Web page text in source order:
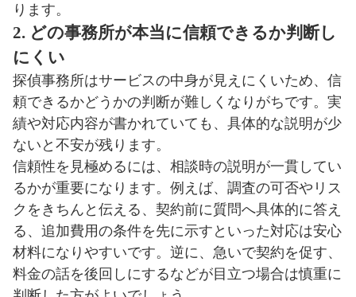
ります。
2. どの事務所が本当に信頼できるか判断し
にくい
探偵事務所はサービスの中身が見えにくいため、信
頼できるかどうかの判断が難しくなりがちです。実
績や対応内容が書かれていても、具体的な説明が少
ないと不安が残ります。
信頼性を見極めるには、相談時の説明が一貫してい
るかが重要になります。例えば、調査の可否やリス
クをきちんと伝える、契約前に質問へ具体的に答え
る、追加費用の条件を先に示すといった対応は安心
材料になりやすいです。逆に、急いで契約を促す、
料金の話を後回しにするなどが目立つ場合は慎重に